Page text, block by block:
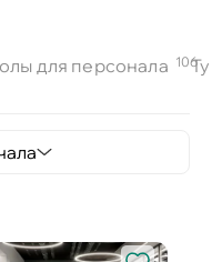
для персонала 106